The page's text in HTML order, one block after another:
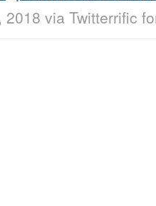
2018 via Twitterrific